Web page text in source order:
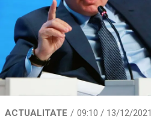
ACTUALITATE 09:10 / 13/12/2021